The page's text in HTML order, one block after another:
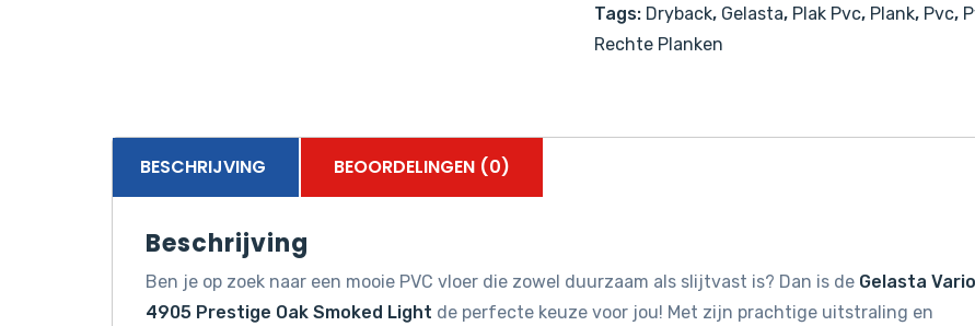
Light
aantal
Tags: Dryback, Gelasta, Plak Pvc, Plank, Pvc,
Rechte Planken
BESCHRIJVING BEOORDELINGEN (0)
Beschrijving
Ben je op zoek naar een mooie PVC vloer die zowel duurzaam als slijtvast is? Dan is de Gelasta Vario
4905 Prestige Oak Smoked Light de perfecte keuze voor jou! Met zijn prachtige uitstraling en